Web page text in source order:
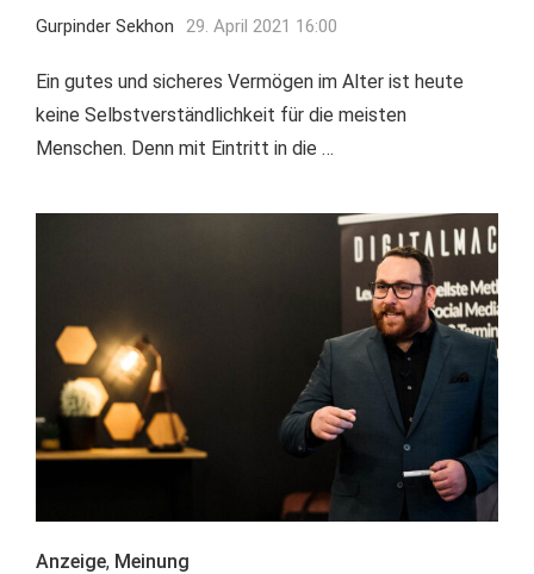
Gurpinder Sekhon 29. April 2021 16:00
Ein gutes und sicheres Vermögen im Alter ist heute
keine Selbstverständlichkeit für die meisten
Menschen. Denn mit Eintritt in die …
Anzeige, Meinung